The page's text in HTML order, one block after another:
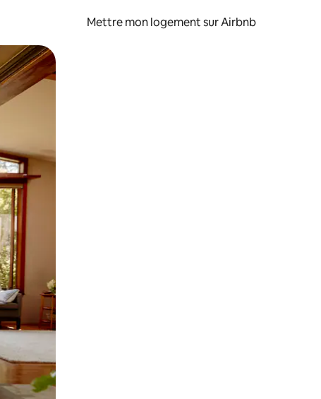
Mettre mon logement sur Airbnb
glisser.